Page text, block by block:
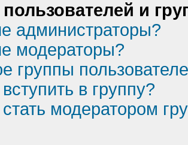
и
администраторы?
модераторы?
группы
в группу?
модератором